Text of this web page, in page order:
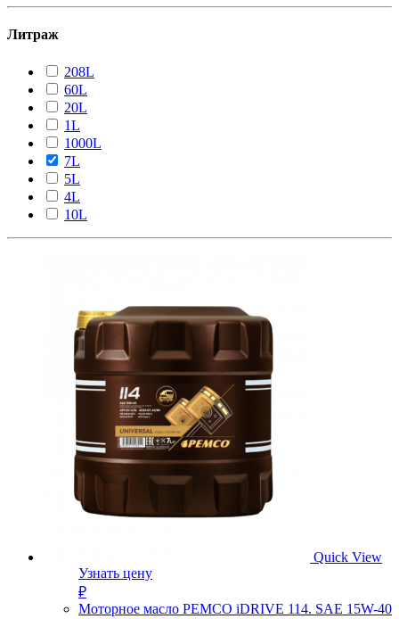
Литраж
208L
60L
20L
1L
1000L
7L
5L
4L
10L
Quick View
Узнать цену
₽
Моторное масло PEMCO iDRIVE 114. SAE 15W-40